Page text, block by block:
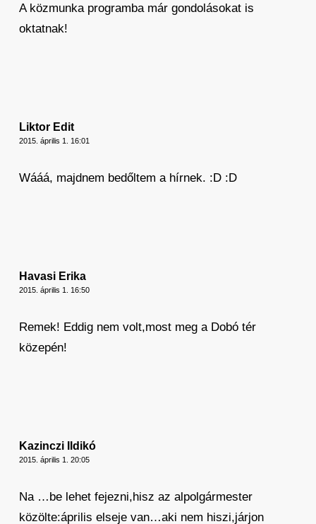
A közmunka programba már gondolásokat is
oktatnak!
Liktor Edit
2015. április 1. 16:01
Wááá, majdnem bedőltem a hírnek. :D :D
Havasi Erika
2015. április 1. 16:50
Remek! Eddig nem volt,most meg a Dobó tér
közepén!
Kazinczi Ildikó
2015. április 1. 20:05
Na …be lehet fejezni,hisz az alpolgármester
közölte:április elseje van…aki nem hiszi,járjon